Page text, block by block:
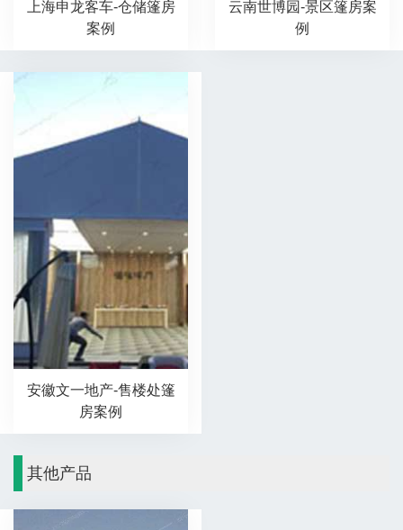
上海申龙客车-仓储篷房
案例
云南世博园-景区篷房案
例
安徽文一地产-售楼处篷
房案例
其他产品